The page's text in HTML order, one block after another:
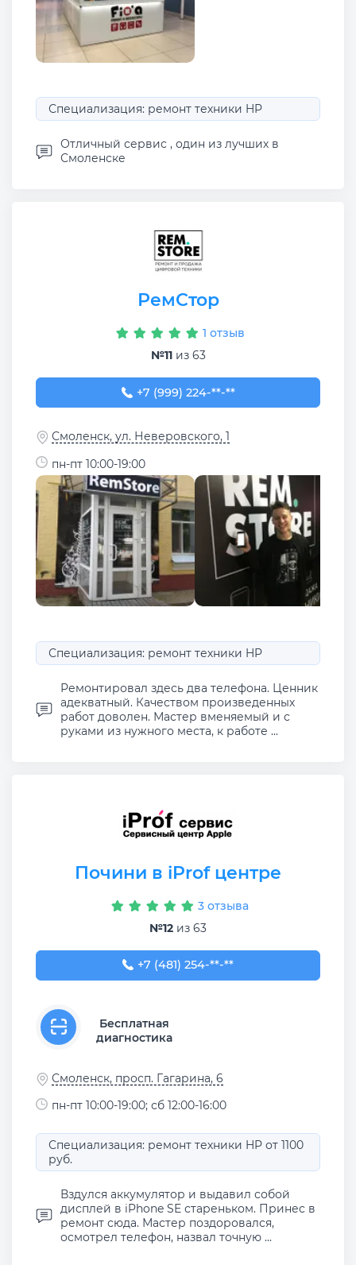
Специализация: ремонт техники HP
Отличный сервис , один из лучших в
Смоленске
РемСтор
1 отзыв
№11из 63
+7 (999) 224-80-04
+7 (999) 224-**-**
Смоленск, ул. Неверовского, 1
пн-пт 10:00-19:00
Специализация: ремонт техники HP
Ремонтировал здесь два телефона. Ценник
адекватный. Качеством произведенных
работ доволен. Мастер вменяемый и с
руками из нужного места, к работе ...
Почини в iProf центре
3 отзыва
№12 из 63
+7 (481) 254-32-55
+7 (481) 254-**-**
Бесплатная
диагностика
Смоленск, просп. Гагарина, 6
пн-пт 10:00-19:00; сб 12:00-16:00
Специализация: ремонт техники HP от 1100
руб.
Вздулся аккумулятор и выдавил собой
дисплей в iPhone SE стареньком. Принес в
ремонт сюда. Мастер поздоровался,
осмотрел телефон, назвал точную ...